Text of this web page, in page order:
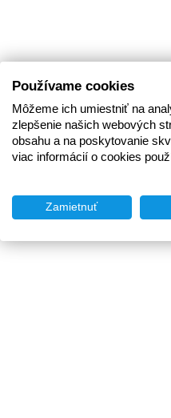
Používame cookies
Môžeme ich umiestniť na
zlepšenie našich webových
obsahu a na poskytovanie
viac informácií o cookies
Zamietnuť